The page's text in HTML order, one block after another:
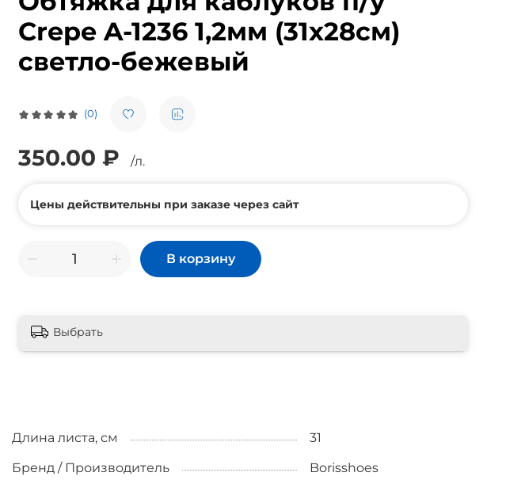
(0)
Crepe A-1236 1,2мм (31х28см)
светло-бежевый
350.00 ₽ /л.
Цены действительны при заказе через сайт
В корзину
Выбрать
Длина листа, см
31
Бренд / Производитель Borisshoes